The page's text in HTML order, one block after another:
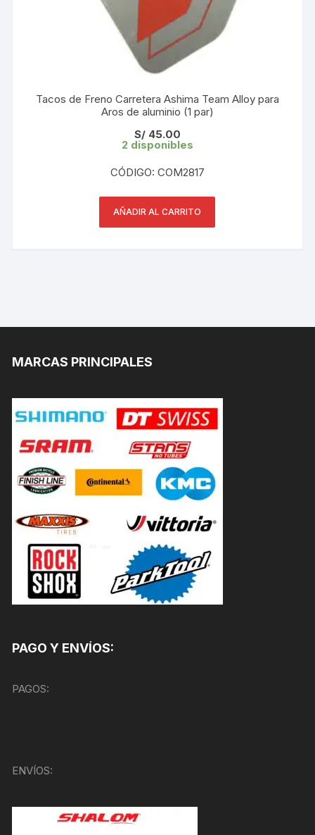
Tacos de Freno Carretera Ashima Team Alloy para
Aros de aluminio (1 par)
S/45.00
2 disponibles
CÓDIGO: COM2817
AÑADIR AL CARRITO
MARCAS PRINCIPALES
PAGO Y ENVÍOS:
PAGOS:
ENVÍOS: